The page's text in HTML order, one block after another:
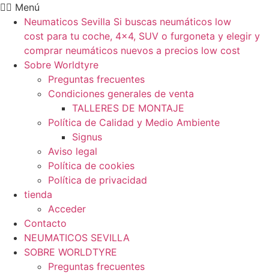
Ir
contenido
Menú
Neumaticos Sevilla Si buscas neumáticos low
cost para tu coche, 4×4, SUV o furgoneta y elegir y
comprar neumáticos nuevos a precios low cost
Sobre Worldtyre
Preguntas frecuentes
Condiciones generales de venta
TALLERES DE MONTAJE
Política de Calidad y Medio Ambiente
Signus
Aviso legal
Política de cookies
Política de privacidad
tienda
Acceder
Contacto
NEUMATICOS SEVILLA
SOBRE WORLDTYRE
Preguntas frecuentes